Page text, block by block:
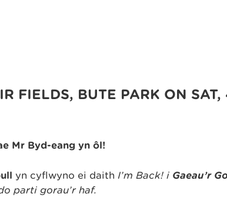
FIELDS, BUTE PARK ON
Mr Byd-eang yn ôl!
yn cyflwyno ei daith I’m Back! i Gaeau’r
parti gorau’r haf.